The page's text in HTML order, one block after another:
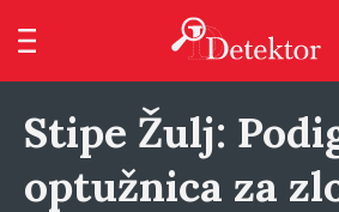
Stipe Žulj:
optužnica za